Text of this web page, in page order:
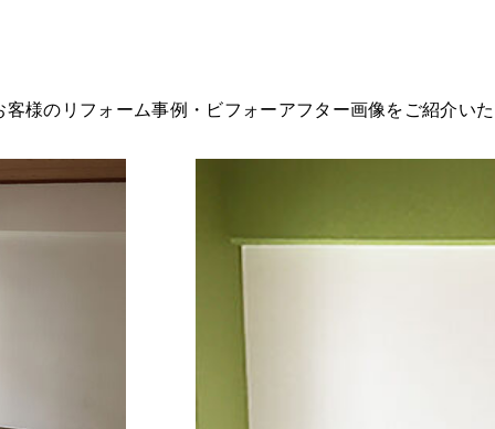
客様のリフォーム事例・ビフォーアフター画像をご紹介い